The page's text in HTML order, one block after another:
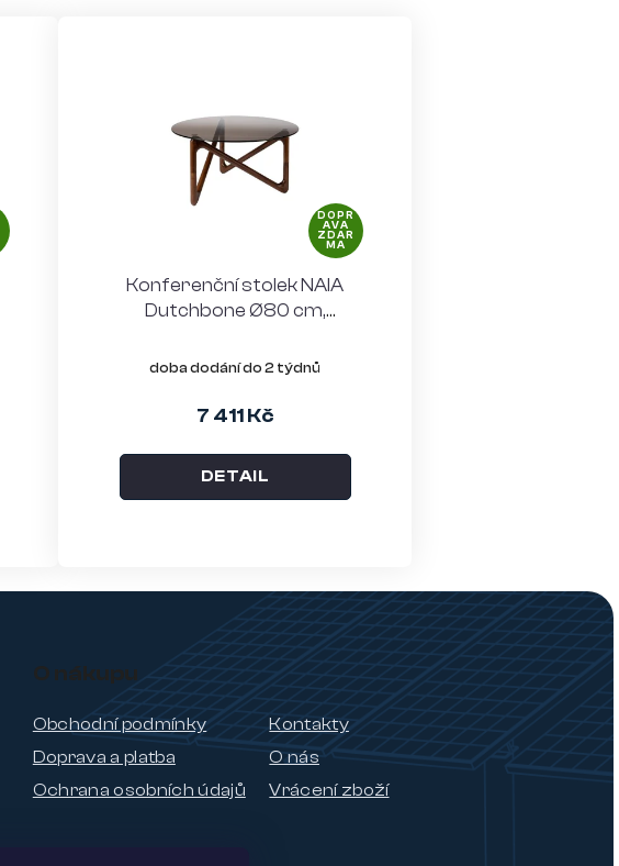
DOPR
AVA
ZDAR
MA
Konferenční stolek NAIA
Dutchbone Ø80 cm,
doba dodání do 2 týdnů
7 411 Kč
DETAIL
O nákupu
Kontakty
Obchodní podmínky
O nás
Doprava a platba
Vrácení zboží
Ochrana osobních údajů